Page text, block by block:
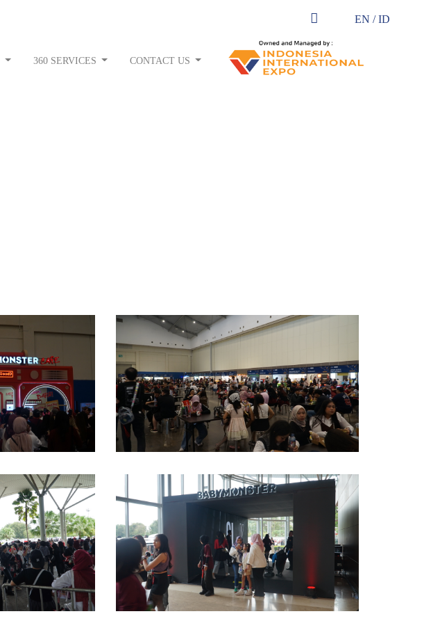
EN /ID
360 SERVICES CONTACT US